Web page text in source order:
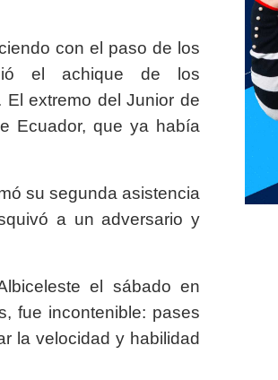
con el paso de los
el achique de los
extremo del Junior de
Ecuador, que ya había
su segunda asistencia
a un adversario y
el sábado en
fue incontenible: pases
la velocidad y habilidad